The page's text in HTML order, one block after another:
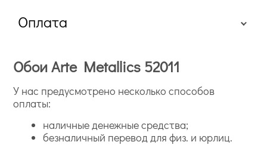
Оплата
Обои Arte Metallics 52011
У нас предусмотрено несколько способов
оплаты:
наличные денежные средства;
безналичный перевод для физ. и юрлиц.